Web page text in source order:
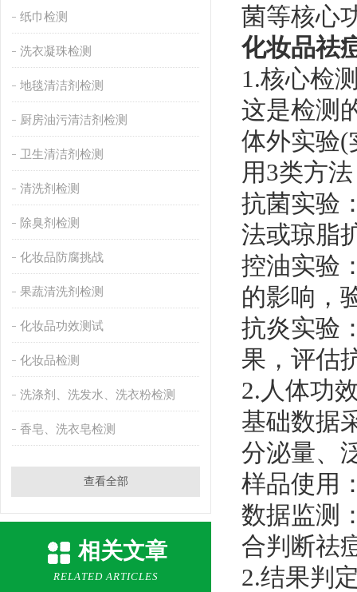
纸巾检测
洗衣凝珠检测
地毯清洁剂检测
厨房油污清洁剂检测
卫生清洁剂检测
清洗剂检测
除臭剂检测
化妆品防腐挑战
果蔬清洗剂检测
化妆品功效测试
化妆品检测
洗涤剂、洗发水、洗衣粉检测
香皂、洗衣皂检测
查看全部
相关文章
RELATED ARTICLES
菌等核心
化妆品祛
1.核心检
这是检测
体外实验(
用3类方
抗菌实验
法或琼脂
控油实验
的影响，
抗炎实验
果，评估
2.人体功
基础数据
分泌量、
样品使用
数据监测
合判断祛
2.结果判